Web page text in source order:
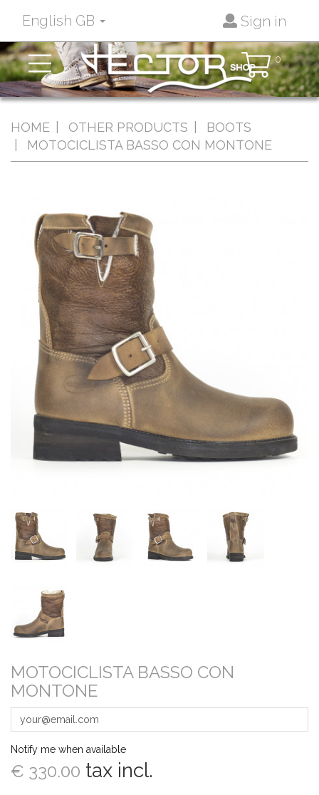
Sign in
English GB
Toggle
navigation
0
HOME OTHER PRODUCTS
BOOTS
MOTOCICLISTA BASSO CON MONTONE
MOTOCICLISTA BASSO CON
MONTONE
Notify me when available
€ 330.00 tax incl.